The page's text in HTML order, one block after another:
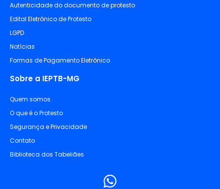
Autenticidade do documento de protesto
Edital Eletrônico de Protesto
LGPD
Notícias
Formas de Pagamento Eletrônico
Sobre a IEPTB-MG
Quem somos
O que é o Protesto
Segurança e Privacidade
Contato
Biblioteca dos Tabeliães